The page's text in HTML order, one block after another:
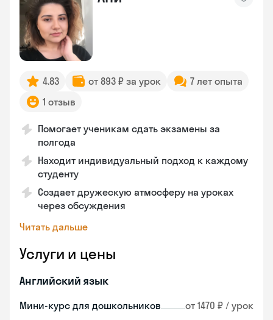
4.83 от 893 ₽ за урок
7 лет опыта
1 отзыв
Помогает ученикам сдать экзамены за
полгода
Находит индивидуальный подход к каждому
студенту
Создает дружескую атмосферу на уроках
через обсуждения
Читать дальше
Услуги и цены
Английский язык
Мини-курс для дошкольников от 1470 ₽ / урок